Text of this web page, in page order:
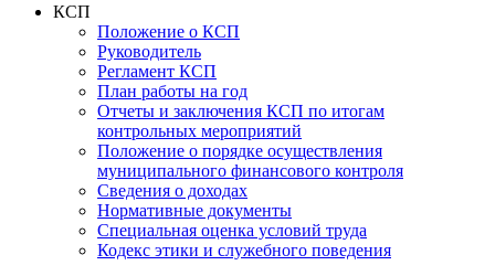
КСП
Положение о КСП
Руководитель
Регламент КСП
План работы на год
Отчеты и заключения КСП по итогам
контрольных мероприятий
Положение о порядке осуществления
муниципального финансового контроля
Сведения о доходах
Нормативные документы
Специальная оценка условий труда
Кодекс этики и служебного поведения